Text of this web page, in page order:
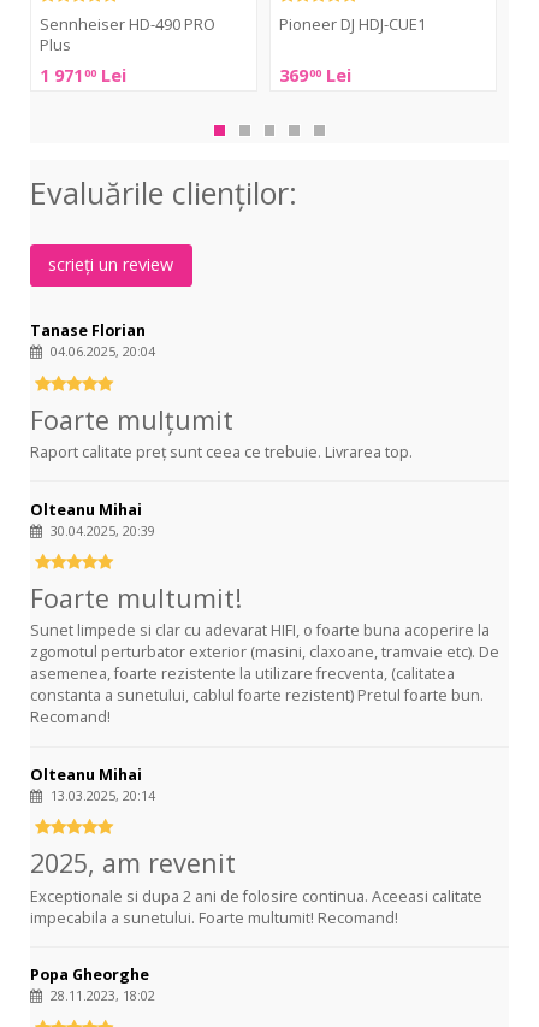
Sennheiser HD-490 PRO
Plus
1 97100 Lei
Plus
Pioneer DJ HDJ-CUE1
36900 Lei
Pioneer
HDJ-
Evaluările clienţilor:
scrieți un review
Tanase Florian
04.06.2025, 20:04
Foarte mulțumit
Raport calitate preț sunt ceea ce trebuie. Livrarea top.
Olteanu Mihai
30.04.2025, 20:39
Foarte multumit!
Sunet limpede si clar cu adevarat HIFI, o foarte buna acoperire la
zgomotul perturbator exterior (masini, claxoane, tramvaie etc). De
asemenea, foarte rezistente la utilizare frecventa, (calitatea
constanta a sunetului, cablul foarte rezistent) Pretul foarte bun.
Recomand!
Olteanu Mihai
13.03.2025, 20:14
2025, am revenit
Exceptionale si dupa 2 ani de folosire continua. Aceeasi calitate
impecabila a sunetului. Foarte multumit! Recomand!
Popa Gheorghe
28.11.2023, 18:02